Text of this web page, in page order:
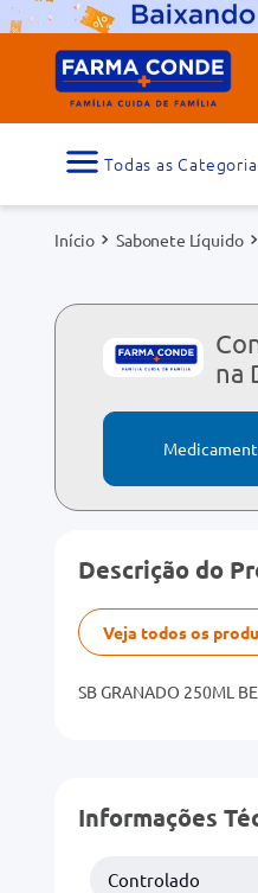
O
Sabonete Líquido
na
Descrição do
Veja todos os
SB GRANADO 250ML
Informações
Controlado